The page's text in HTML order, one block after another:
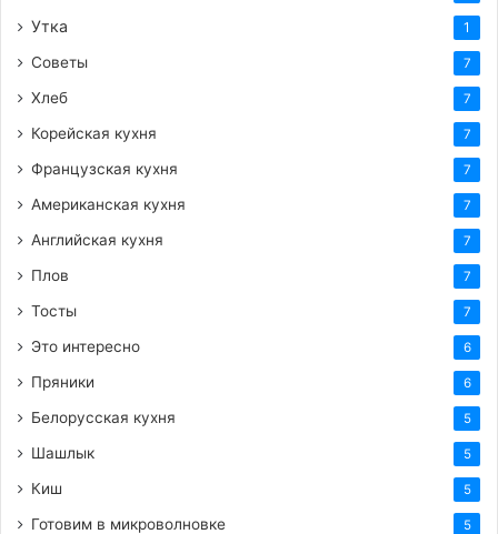
Утка 1
Советы 7
Хлеб 7
Корейская кухня 7
Французская кухня 7
Американская кухня 7
Английская кухня 7
Плов 7
Тосты 7
Это интересно 6
Пряники 6
Белорусская кухня 5
Шашлык 5
Киш 5
Готовим в микроволновке 5